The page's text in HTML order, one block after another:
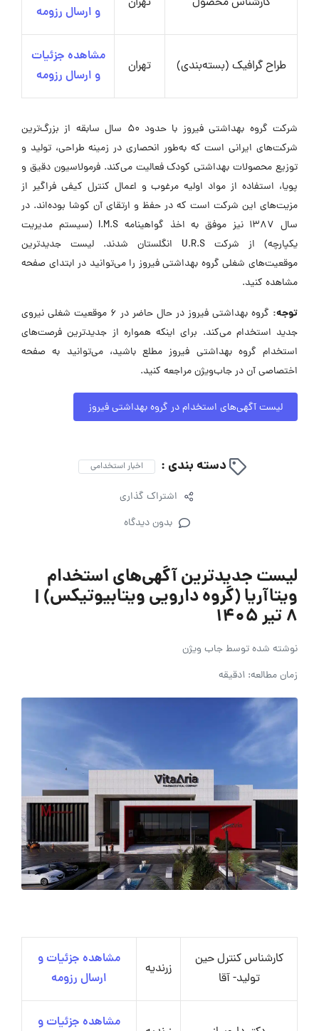
و ارسال رزومه
طراح گرافیک (بسته‌بندی) تهران
مشاهده جزئیات
و ارسال رزومه
شرکت گروه بهداشتی فیروز با حدود 50 سال سابقه از بزرگ‌ترین
شرکت‌های ایرانی است که به‌طور انحصاری در زمینه طراحی، تولید و
توزیع محصولات بهداشتی کودک فعالیت می‌کند. فرمولاسیون دقیق و
پویا، استفاده از مواد اولیه مرغوب و اعمال کنترل کیفی فراگیر از
مزیت‌های این شرکت است که در حفظ و ارتقای آن کوشا بوده‌اند. در
سال 1387 نیز موفق به اخذ گواهینامه I.M.S (سیستم مدیریت
یکپارچه) از شرکت U.R.S انگلستان شدند. لیست جدیدترین
موقعیت‌های شغلی گروه بهداشتی فیروز را می‌توانید در ابتدای صفحه
مشاهده کنید.
توجه:
گروه بهداشتی فیروز در حال حاضر در ۶ موقعیت شغلی نیروی
جدید استخدام می‌کند. برای اینکه همواره از جدیدترین فرصت‌های
استخدام گروه بهداشتی فیروز مطلع باشید، می‌توانید به صفحه
اختصاصی آن در جاب‌ویژن مراجعه کنید.
لیست آگهی‌های استخدام در گروه بهداشتی فیروز
دسته بندی : اخبار استخدامی
اشتراک گذاری
بدون دیدگاه
لیست جدیدترین آگهی‌های استخدام
ویتاآریا (گروه دارویی ویتابیوتیکس) |
۸ تیر ۱۴۰۵
نوشته شده توسطجاب ویژن
زمان مطالعه: 1دقیقه
کارشناس کنترل حین
تولید- آقا
زرندیه
مشاهده جزئیات و
ارسال رزومه
مشاهده جزئیات و